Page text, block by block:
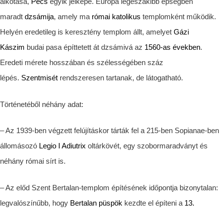
maradt dzsámija, amely ma római katolikus templomként működik.
Helyén eredetileg is keresztény templom állt, amelyet Gázi
Kászim budai pasa építtetett át dzsámivá az 1560-as években.
Eredeti mérete hosszában és szélességében száz
lépés. Szentmisét rendszeresen tartanak, de látogatható.
Történetéből néhány adat:
– Az 1939-ben végzett felújításkor tárták fel a 215-ben Sopianae-ben
állomásozó Legio I Adiutrix oltárkövét, egy szobormaradványt és
néhány római sírt is.
– Az előd Szent Bertalan-templom építésének időpontja bizonytalan:
legvalószínűbb, hogy Bertalan püspök kezdte el építeni a 13.